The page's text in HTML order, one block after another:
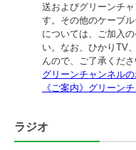
送およびグリーンチ
す。その他のケーブ
については、ご加入
い。なお、ひかりTV
んので、ご了承くださ
グリーンチャンネル
《ご案内》グリーン
ラジオ